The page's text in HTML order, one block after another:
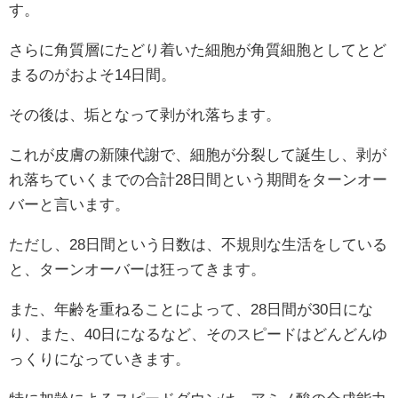
す。
さらに角質層にたどり着いた細胞が角質細胞としてとど
まるのがおよそ14日間。
その後は、垢となって剥がれ落ちます。
これが皮膚の新陳代謝で、細胞が分裂して誕生し、剥が
れ落ちていくまでの合計28日間という期間をターンオー
バーと言います。
ただし、28日間という日数は、不規則な生活をしている
と、ターンオーバーは狂ってきます。
また、年齢を重ねることによって、28日間が30日にな
り、また、40日になるなど、そのスピードはどんどんゆ
っくりになっていきます。